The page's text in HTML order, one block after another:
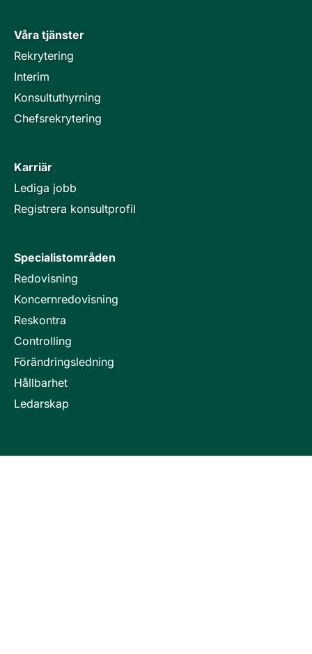
Våra tjänster
Rekrytering
Interim
Konsultuthyrning
Chefsrekrytering
Karriär
Lediga jobb
Registrera konsultprofil
Specialistområden
Redovisning
Koncernredovisning
Reskontra
Controlling
Förändringsledning
Hållbarhet
Ledarskap